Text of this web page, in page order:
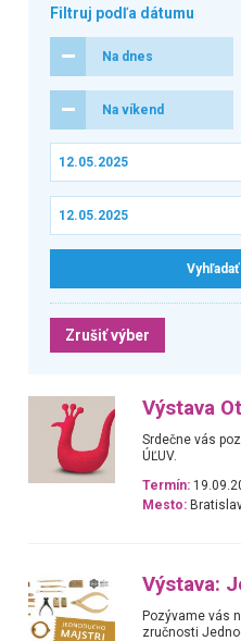
Filtruj podľa dátumu
Na dnes
Na víkend
Zrušiť výber
Výstava
Srdečne vás
ÚĽUV.
Termín:
Mesto:
Výstava:
Pozývame vás
zručnosti